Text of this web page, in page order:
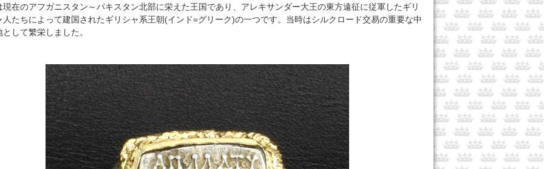
現在のアフガニスタン～パキスタン北部に栄えた王国であり、アレキサンダー大王の東方遠征に従軍したギリ
人たちによって建国されたギリシャ系王朝(インド=グリーク)の一つです。当時はシルクロード交易の重要な中
として繁栄しました。